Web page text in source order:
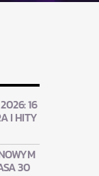
16
I HITY
30